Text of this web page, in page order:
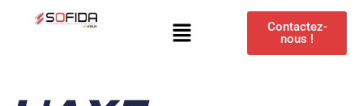
Contactez-
nous !